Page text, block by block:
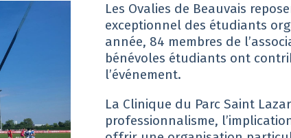
Les Ovalies de Beauvais
exceptionnel des étudiants
année, 84 membres de
bénévoles étudiants ont
l’événement.
La Clinique du Parc Saint
professionnalisme,